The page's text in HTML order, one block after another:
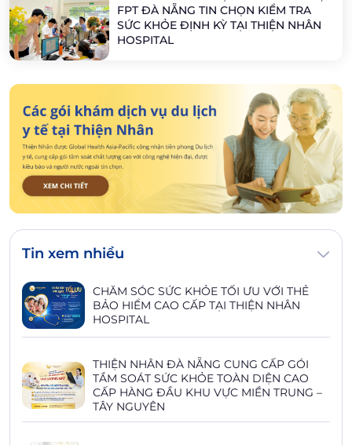
FPT ĐÀ NẴNG TIN CHỌN KIỂM TRA
SỨC KHỎE ĐỊNH KỲ TẠI THIỆN NHÂN
HOSPITAL
Tin xem nhiều
CHĂM SÓC SỨC KHỎE TỐI ƯU VỚI THẺ
BẢO HIỂM CAO CẤP TẠI THIỆN NHÂN
HOSPITAL
THIỆN NHÂN ĐÀ NẴNG CUNG CẤP GÓI
TẦM SOÁT SỨC KHỎE TOÀN DIỆN CAO
CẤP HÀNG ĐẦU KHU VỰC MIỀN TRUNG –
TÂY NGUYÊN